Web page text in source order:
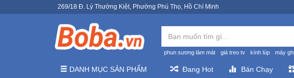
269/18 Đ. Lý Thường Kiệt, Phường Phú Thọ, Hồ Chí Minh
phun sương làm mát giá treo tv kính lúp máy
DANH MỤC SẢN PHẨM Đang Hot Bán Chạy